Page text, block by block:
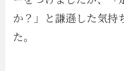
か？」と謙遜した気持
た。